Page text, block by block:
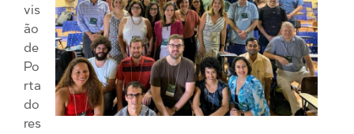
vis
ão
de
Po
rta
do
res